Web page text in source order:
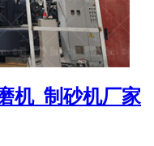
机_制砂机厂家